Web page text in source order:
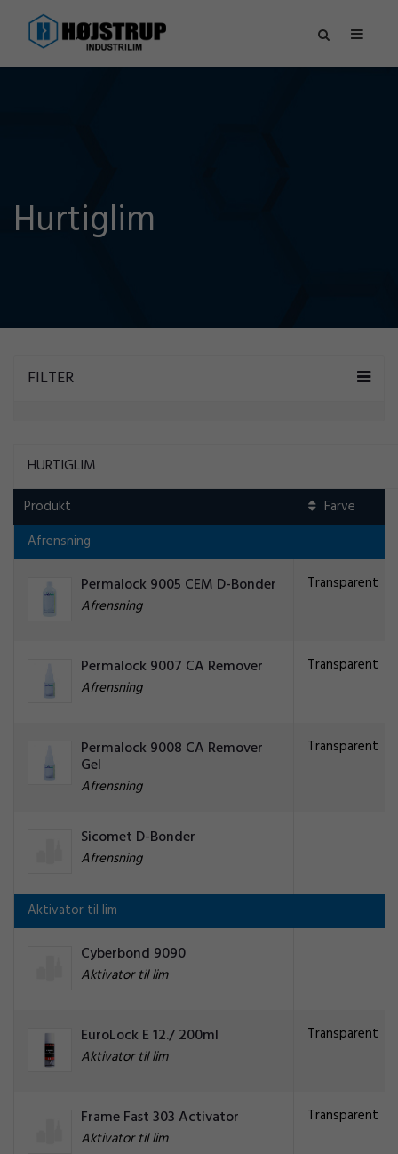
Hurtiglim
FILTER
HURTIGLIM
Produkt
Afrensning
Permalock 9005 CEM D-Bonder
Afrensning
Transparent
Permalock 9007 CA Remover
Afrensning
Transparent
Permalock 9008 CA Remover
Gel
Afrensning
Transparent
Sicomet D-Bonder
Afrensning
Aktivator til lim
Cyberbond 9090
Aktivator til lim
EuroLock E 12./ 200ml
Aktivator til lim
Transparent
Frame Fast 303 Activator
Aktivator til lim
Transparent